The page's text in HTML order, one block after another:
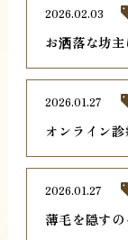
お洒落な坊
2026.02.03
オンライン
2026.01.27
薄毛を隠す
2026.01.27